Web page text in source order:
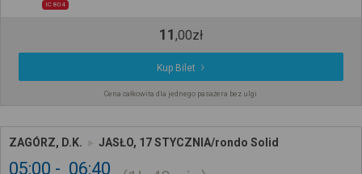
IC 804
11,00zł
Kup Bilet
Cena całkowita dla jednego pasażera bez ulgi
ZAGÓRZ, D.K. JASŁO, 17 STYCZNIA/rondo Solid
05:00 06:40